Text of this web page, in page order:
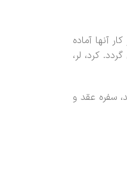
آنها آماده
کرد، لر،
سفره عقد و